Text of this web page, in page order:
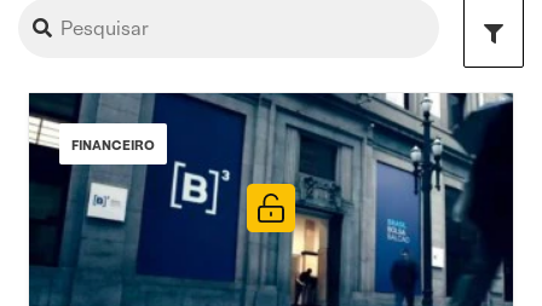
FINANCEIRO